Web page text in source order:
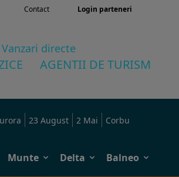
Contact Login parteneri
Vanzari directe
AGENTII DE TURISM
23 August 2 Mai
Corbu
Munte Delta Balneo